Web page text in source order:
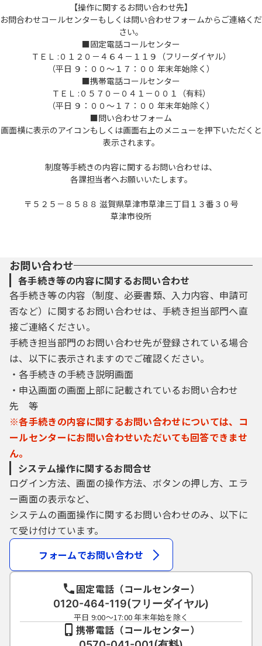
【操作に関するお問い合わせ先】
お問合わせコールセンターもしくは問い合わせフォームからご連絡くだ
さい。
■固定電話コールセンター
ＴＥＬ :０１２０－４６４－１１９（フリーダイヤル）
（平日 ９：００～１７：００ 年末年始除く）
■携帯電話コールセンター
ＴＥＬ :０５７０－０４１－００１（有料）
（平日 ９：００～１７：００ 年末年始除く）
■問い合わせフォーム
画面横に表示のアイコンもしくは画面右上のメニューを押下いただくと
表示されます。
制度等手続きの内容に関するお問い合わせは、
各課担当者へお願いいたします。
〒５２５－８５８８ 滋賀県草津市草津三丁目１３番３０号
草津市役所
お問い合わせ
各手続き等の内容に関するお問い合わせ
各手続き等の内容（制度、必要書類、入力内容、申請可
否など）に関するお問い合わせは、手続き担当部門へ直
接ご連絡ください。
手続き担当部門のお問い合わせ先が登録されている場合
は、以下に表示されますのでご確認ください。
・各手続きの手続き説明画面
・申込画面の画面上部に記載されているお問い合わせ
先 等
※各手続きの内容に関するお問い合わせについては、コ
ールセンターにお問い合わせいただいても回答できませ
ん。
システム操作に関するお問合せ
ログイン方法、画面の操作方法、ボタンの押し方、エラ
ー画面の表示など、
システムの画面操作に関するお問い合わせのみ、以下に
て受け付けています。
フォームでお問い合わせ
固定電話（コールセンター）
0120-464-119(フリーダイヤル)
平日 9:00～17:00 年末年始を除く
携帯電話（コールセンター）